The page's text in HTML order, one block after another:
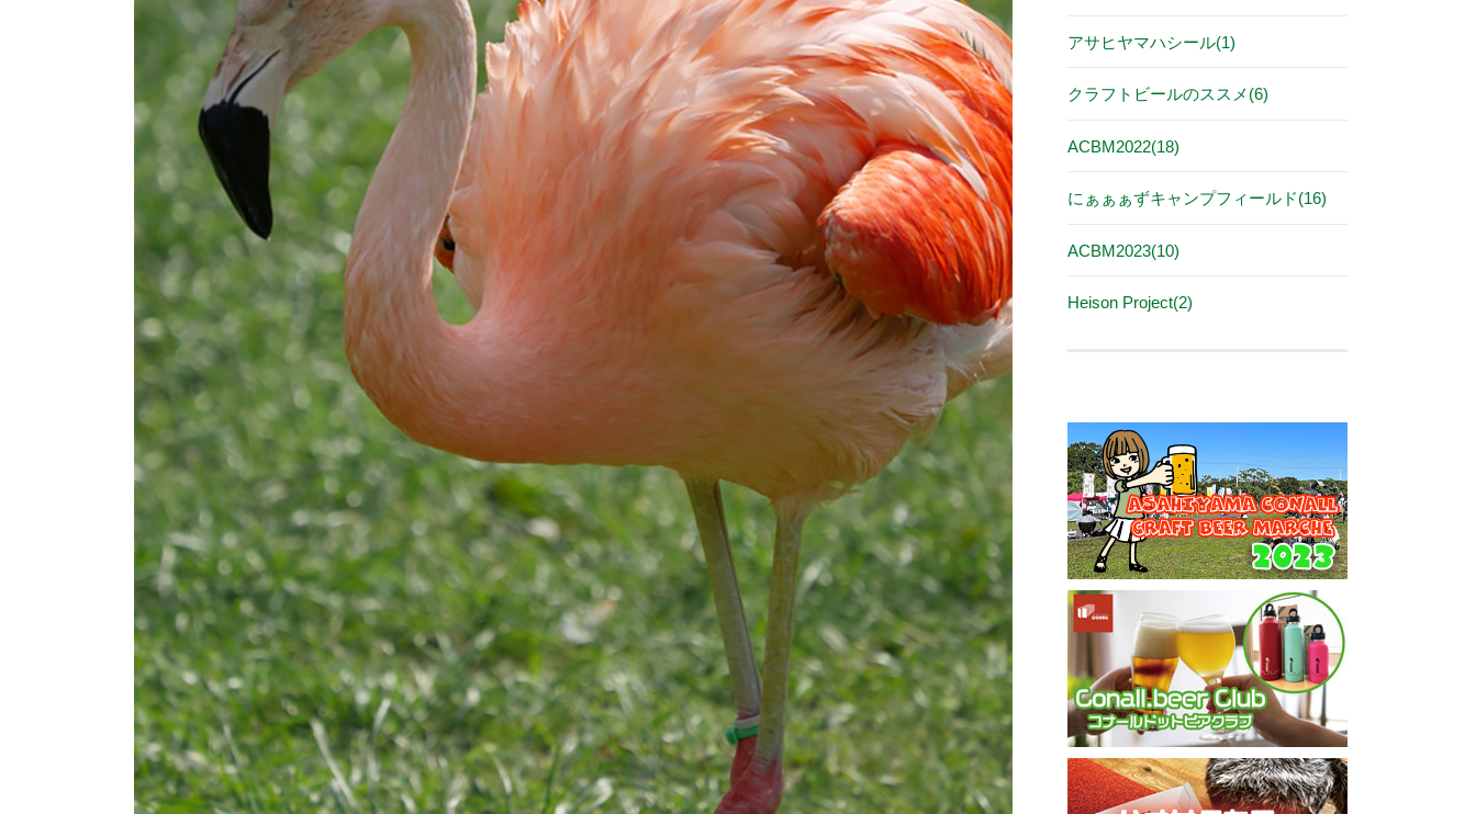
アサヒヤマハシール(1)
クラフトビールのススメ(6)
ACBM2022(18)
にぁぁぁずキャンプフィールド(16)
ACBM2023(10)
Heison Project(2)